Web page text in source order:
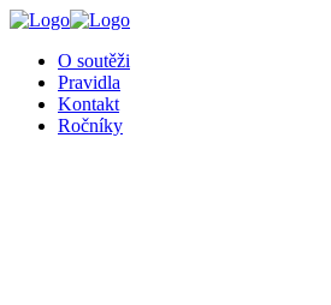
O soutěži
Pravidla
Kontakt
Ročníky